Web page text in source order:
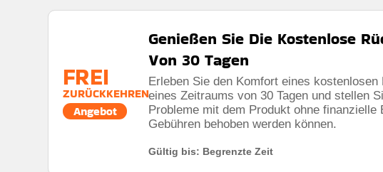
FREI
ZURÜCKKEHREN
Angebot
Genießen Sie Die Kostenlose
Von 30 Tagen
Erleben Sie den Komfort eines
eines Zeitraums von 30 Tagen und stellen
Probleme mit dem Produkt ohne finanzielle
Gebühren behoben werden können.
Gültig bis: Begrenzte Zeit